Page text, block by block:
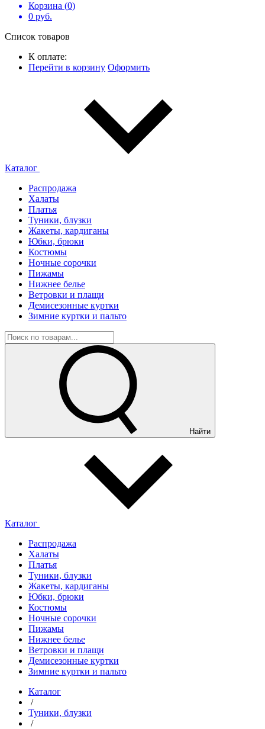
Корзина (0)
0 руб.
Список товаров
К оплате:
Перейти в корзину Оформить
Каталог
Распродажа
Халаты
Платья
Туники, блузки
Жакеты, кардиганы
Юбки, брюки
Костюмы
Ночные сорочки
Пижамы
Нижнее белье
Ветровки и плащи
Демисезонные куртки
Зимние куртки и пальто
Найти
Каталог
Распродажа
Халаты
Платья
Туники, блузки
Жакеты, кардиганы
Юбки, брюки
Костюмы
Ночные сорочки
Пижамы
Нижнее белье
Ветровки и плащи
Демисезонные куртки
Зимние куртки и пальто
Каталог
/
Туники, блузки
/